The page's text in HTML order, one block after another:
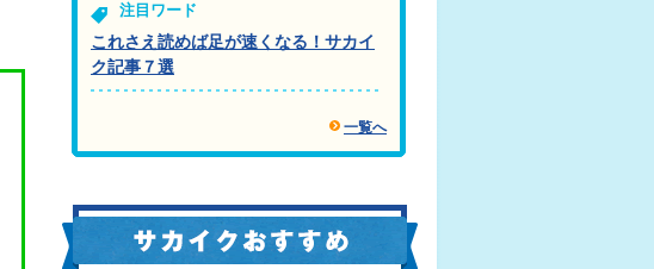
注目ワード
これさえ読めば足が速くなる！サカイ
ク記事７選
一覧へ